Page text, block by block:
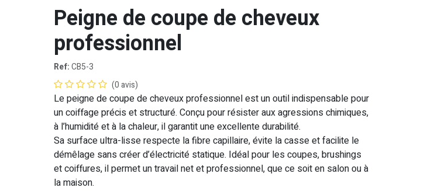
Peigne de coupe de cheveux
professionnel
Ref:CB5-3
(0 avis)
Le peigne de coupe de cheveux professionnel est un outil indispensable pour
un coiffage précis et structuré. Conçu pour résister aux agressions chimiques,
à l’humidité et à la chaleur, il garantit une excellente durabilité.
Sa surface ultra-lisse respecte la fibre capillaire, évite la casse et facilite le
démêlage sans créer d’électricité statique. Idéal pour les coupes, brushings
et coiffures, il permet un travail net et professionnel, que ce soit en salon ou à
la maison.